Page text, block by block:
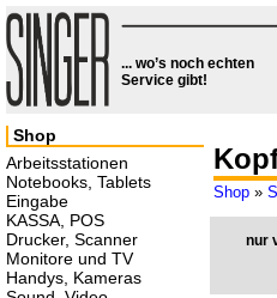
... wo’s noch echten
Service gibt!
Shop »
nur
Shop
Arbeitsstationen
Notebooks, Tablets
Eingabe
KASSA, POS
Drucker, Scanner
Monitore und TV
Handys, Kameras